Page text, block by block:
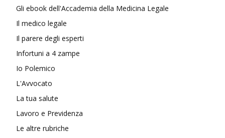
Gli ebook dell'Accademia della Medicina Legale
Il medico legale
Il parere degli esperti
Infortuni a 4 zampe
Io Polemico
L'Avvocato
La tua salute
Lavoro e Previdenza
Le altre rubriche